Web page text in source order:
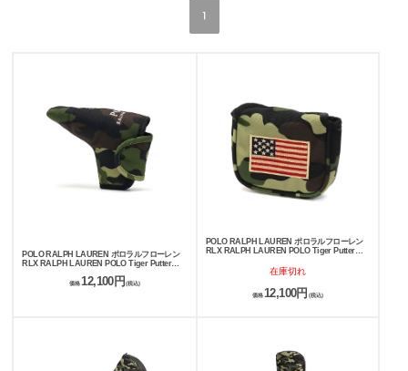
1
POLO RALPH LAUREN ポロラルフローレン
RLX RALPH LAUREN POLO Tiger Putter
価格 12,100円 (税込)
POLO RALPH LAUREN ポロラルフローレン
RLX RALPH LAUREN POLO Tiger Putter
在庫切れ
価格12,100円 (税込)